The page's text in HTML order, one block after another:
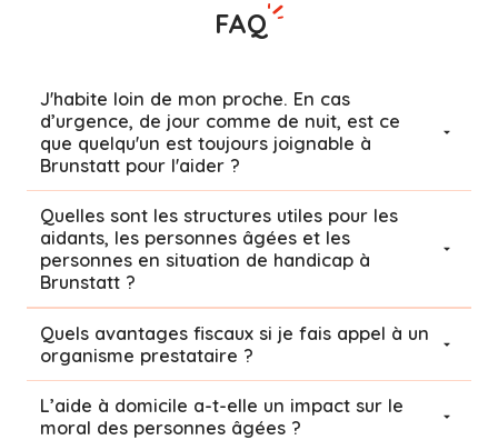
FAQ
J'habite loin de mon proche. En cas
d’urgence, de jour comme de nuit, est ce
que quelqu'un est toujours joignable à
Brunstatt pour l'aider ?
Quelles sont les structures utiles pour les
aidants, les personnes âgées et les
personnes en situation de handicap à
Brunstatt ?
Quels avantages fiscaux si je fais appel à un
organisme prestataire ?
L’aide à domicile a-t-elle un impact sur le
moral des personnes âgées ?